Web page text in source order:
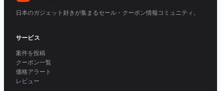
日本のガジェット好きが集まるセール・クーポン情報コミュニティ。
サービス
案件を投稿
クーポン一覧
価格アラート
レビュー